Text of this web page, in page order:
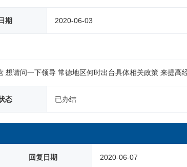
期 2020-06-03
请问一下领导 常德地区何时出台具体相关政策 来提高
态 已办结
回复日期 2020-06-07